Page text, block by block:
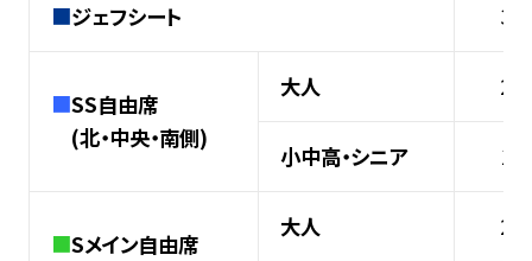
■ジェフシート
■SS自由席
(北・中央・南側)
大人
小中高・シニア
■Sメイン自由席
大人